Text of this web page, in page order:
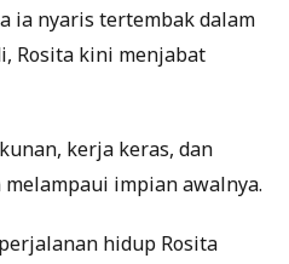
ia nyaris tertembak dalam
Rosita kini menjabat
kerja keras, dan
impian awalnya.
hidup Rosita